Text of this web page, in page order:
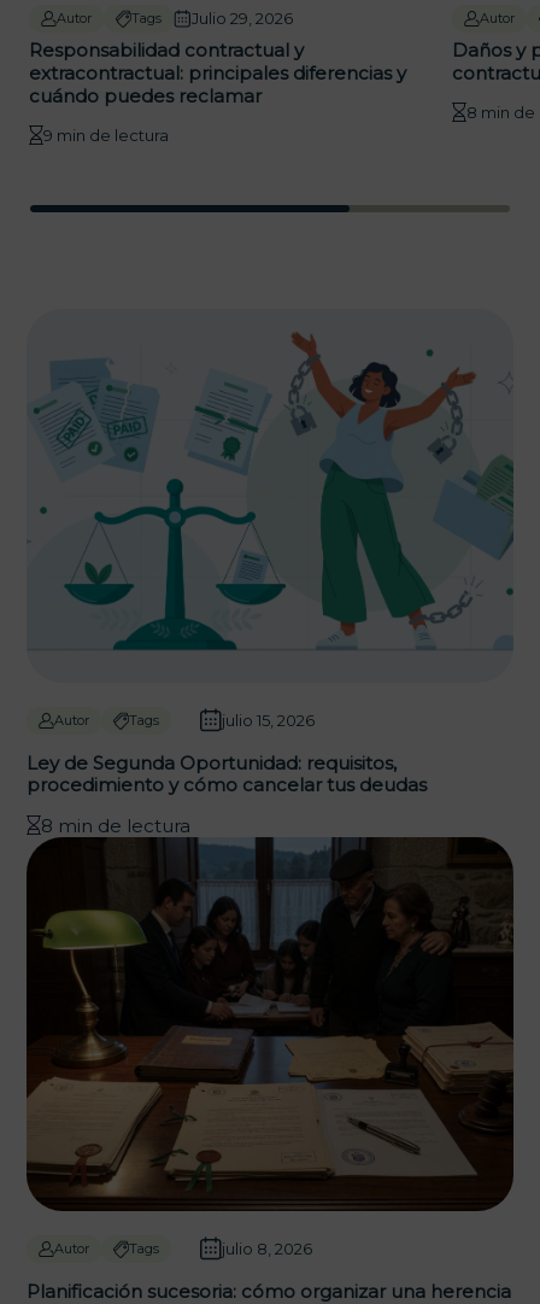
Autor Tags Julio 29, 2026
Responsabilidad contractual y
extracontractual: principales diferencias y
cuándo puedes reclamar
9 min de lectura
Autor
Daños y
8 min de
Autor Tags julio 15, 2026
Ley de Segunda Oportunidad: requisitos,
procedimiento y cómo cancelar tus deudas
8 min de lectura
Autor Tags julio 8, 2026
Planificación sucesoria: cómo organizar una herencia